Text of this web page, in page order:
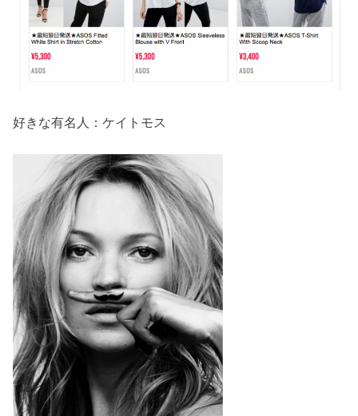
好きな有名人：ケイトモス